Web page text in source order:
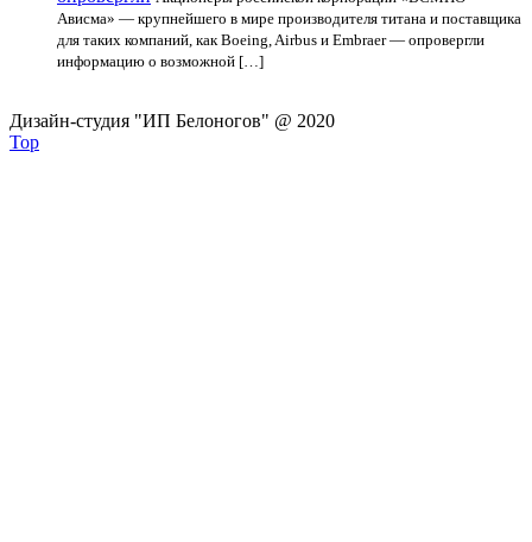
Ависма» — крупнейшего в мире производителя титана и поставщика
для таких компаний, как Boeing, Airbus и Embraer — опровергли
информацию о возможной […]
Дизайн-студия "ИП Белоногов" @ 2020
Top